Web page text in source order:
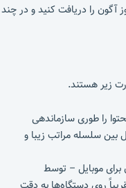
آگون را دریافت کنید و در چند
را طوری سازماندهی
سلسله مراتب زیبا و
موبایل – توسط